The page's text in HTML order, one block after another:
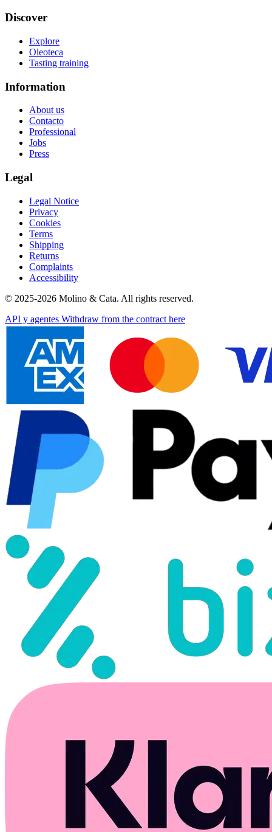
Discover
Explore
Oleoteca
Tasting training
Information
About us
Contacto
Professional
Jobs
Press
Legal
Legal Notice
Privacy
Cookies
Terms
Shipping
Returns
Complaints
Accessibility
© 2025-2026 Molino & Cata. All rights reserved.
API y agentes Withdraw from the contract here